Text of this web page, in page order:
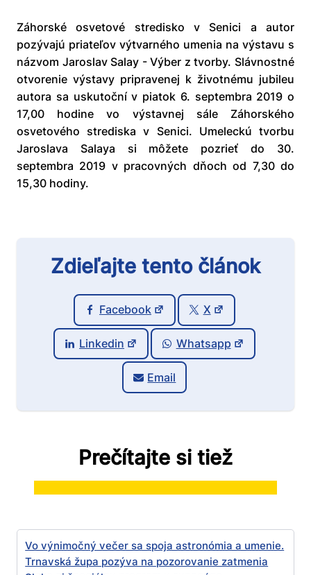
Záhorské osvetové stredisko v Senici a autor
pozývajú priateľov výtvarného umenia na výstavu s
názvom Jaroslav Salay - Výber z tvorby. Slávnostné
otvorenie výstavy pripravenej k životnému jubileu
autora sa uskutoční v piatok 6. septembra 2019 o
17,00 hodine vo výstavnej sále Záhorského
osvetového strediska v Senici. Umeleckú tvorbu
Jaroslava Salaya si môžete pozrieť do 30.
septembra 2019 v pracovných dňoch od 7,30 do
15,30 hodiny.
Zdieľajte tento článok
Facebook X
Linkedin Whatsapp
Email
Prečítajte si tiež
Vo výnimočný večer sa spoja astronómia a umenie.
Trnavská župa pozýva na pozorovanie zatmenia